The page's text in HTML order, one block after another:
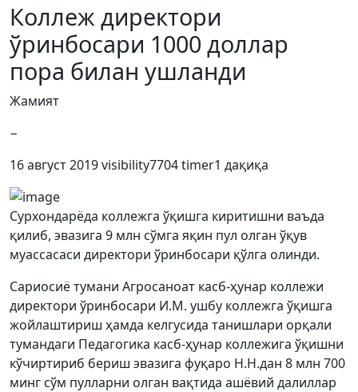
Коллеж директори
ўринбосари 1000 доллар
пора билан ушланди
Жамият
−
16 август 2019visibility7704timer1 дақиқа
Сурхондарёда коллежга ўқишга киритишни ваъда
қилиб, эвазига 9 млн сўмга яқин пул олган ўқув
муассасаси директори ўринбосари қўлга олинди.
Сариосиё тумани Агросаноат касб-ҳунар коллежи
директори ўринбосари И.М. ушбу коллежга ўқишга
жойлаштириш ҳамда келгусида танишлари орқали
тумандаги Педагогика касб-ҳунар коллежига ўқишни
кўчиртириб бериш эвазига фуқаро Н.Н.дан 8 млн 700
минг сўм пулларни олган вақтида ашёвий далиллар